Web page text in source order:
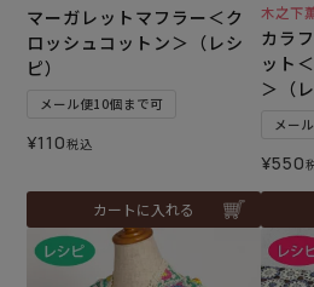
マーガレットマフラー＜ク
ロッシュコットン＞（レシ
ピ）
メール便10個まで可
¥110税込
カートに入れる
木之下
カラ
ット
＞（
メー
¥550